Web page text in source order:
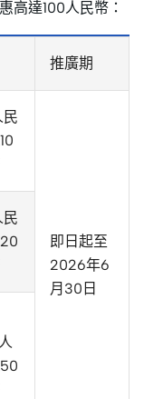
高達100人民幣：
推廣期
即日起至
2026年6
月30日